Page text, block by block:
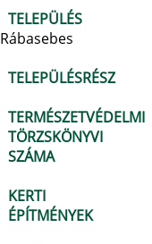
TELEPÜLÉS
Rábasebes
TELEPÜLÉSRÉSZ
TERMÉSZETVÉDELMI
TÖRZSKÖNYVI
SZÁMA
KERTI
ÉPÍTMÉNYEK